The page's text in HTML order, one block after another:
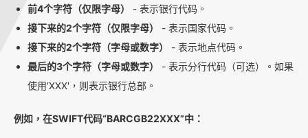
前4个字符（仅限字母）
- 表示银行代码。
接下来的2个字符（仅限字母）
- 表示国家代码。
接下来的2个字符（字母或数字）
- 表示地点代码。
最后的3个字符（字母或数字）
- 表示分行代码（可选）。如果
使用'XXX'，则表示银行总部。
例如，在SWIFT代码“BARCGB22XXX”中：